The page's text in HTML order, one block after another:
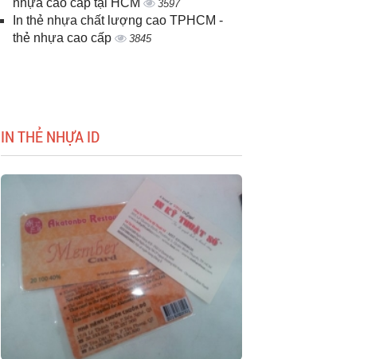
nhựa cao cấp tại HCM
3597
In thẻ nhựa chất lượng cao TPHCM -
thẻ nhựa cao cấp
3845
IN THẺ NHỰA ID